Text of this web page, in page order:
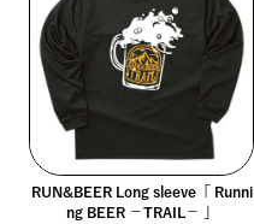
RUN&BEER Long sleeve「 Runni
ng BEER －TRAIL－ 」